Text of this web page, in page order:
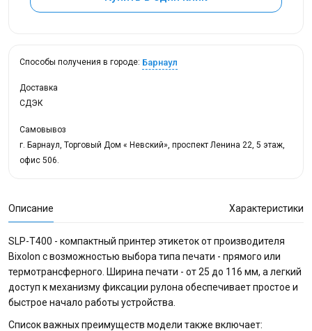
Способы получения в городе: Барнаул
Доставка
СДЭК
Самовывоз
г. Барнаул, Торговый Дом « Невский», проспект Ленина 22, 5 этаж,
офис 506.
Описание Характеристики
SLP-T400 - компактный принтер этикеток от производителя
Bixolon с возможностью выбора типа печати - прямого или
термотрансферного. Ширина печати - от 25 до 116 мм, а легкий
доступ к механизму фиксации рулона обеспечивает простое и
быстрое начало работы устройства.
Список важных преимуществ модели также включает: